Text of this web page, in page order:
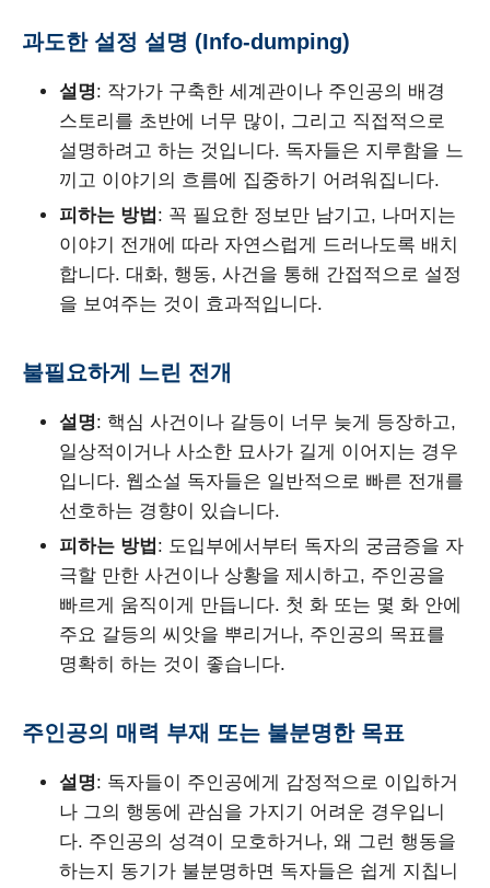
과도한 설정 설명 (Info-dumping)
설명: 작가가 구축한 세계관이나 주인공의 배경
스토리를 초반에 너무 많이, 그리고 직접적으로
설명하려고 하는 것입니다. 독자들은 지루함을 느
끼고 이야기의 흐름에 집중하기 어려워집니다.
피하는 방법 : 꼭 필요한 정보만 남기고, 나머지는
이야기 전개에 따라 자연스럽게 드러나도록 배치
합니다. 대화, 행동, 사건을 통해 간접적으로 설정
을 보여주는 것이 효과적입니다.
불필요하게 느린 전개
설명: 핵심 사건이나 갈등이 너무 늦게 등장하고,
일상적이거나 사소한 묘사가 길게 이어지는 경우
입니다. 웹소설 독자들은 일반적으로 빠른 전개를
선호하는 경향이 있습니다.
피하는 방법 : 도입부에서부터 독자의 궁금증을 자
극할 만한 사건이나 상황을 제시하고, 주인공을
빠르게 움직이게 만듭니다. 첫 화 또는 몇 화 안에
주요 갈등의 씨앗을 뿌리거나, 주인공의 목표를
명확히 하는 것이 좋습니다.
주인공의 매력 부재 또는 불분명한 목표
설명: 독자들이 주인공에게 감정적으로 이입하거
나 그의 행동에 관심을 가지기 어려운 경우입니
다. 주인공의 성격이 모호하거나, 왜 그런 행동을
하는지 동기가 불분명하면 독자들은 쉽게 지칩니